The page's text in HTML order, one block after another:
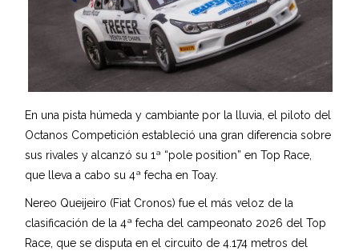
En una pista húmeda y cambiante por la lluvia, el piloto del
Octanos Competición estableció una gran diferencia sobre
sus rivales y alcanzó su 1ª “pole position” en Top Race,
que lleva a cabo su 4ª fecha en Toay.
Nereo Queijeiro (Fiat Cronos) fue el más veloz de la
clasificación de la 4ª fecha del campeonato 2026 del Top
Race, que se disputa en el circuito de 4.174 metros del